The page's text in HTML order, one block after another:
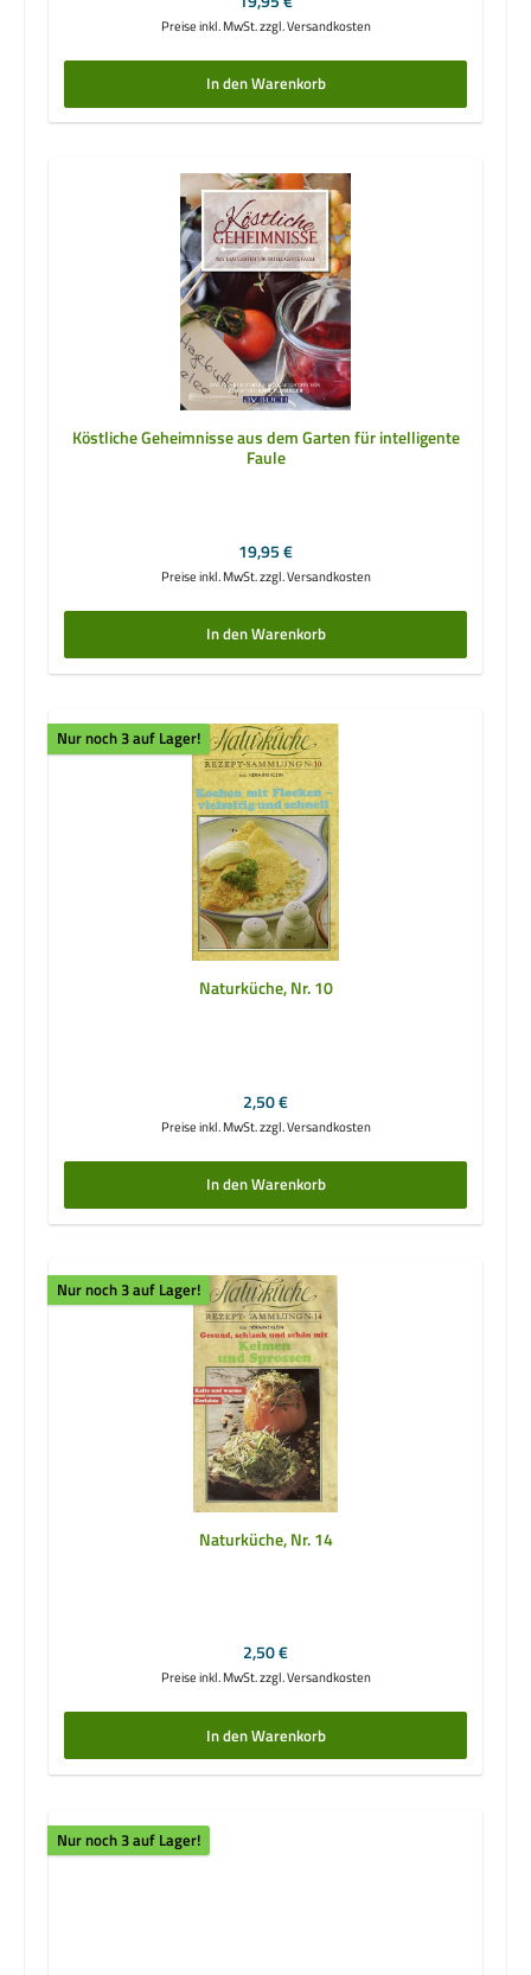
Preise inkl. MwSt. zzgl. Versandkosten
In den Warenkorb
Köstliche Geheimnisse aus dem Garten für intelligente
Faule
Regulärer Preis:
19,95 €
Preise inkl. MwSt. zzgl. Versandkosten
In den Warenkorb
Nur noch 3 auf Lager!
Naturküche, Nr. 10
Regulärer Preis:
2,50 €
Preise inkl. MwSt. zzgl. Versandkosten
In den Warenkorb
Nur noch 3 auf Lager!
Naturküche, Nr. 14
Regulärer Preis:
2,50 €
Preise inkl. MwSt. zzgl. Versandkosten
In den Warenkorb
Nur noch 3 auf Lager!